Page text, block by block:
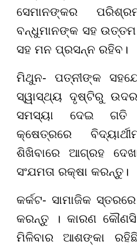
ସେମାନଙ୍କର
ବନ୍ଧୁମାନଙ୍କ ସହ
ସହ ମନ ପ୍ରସନ୍ନ ରହିବ।
ମିଥୁନ- ପତ୍ନୀଙ୍କ
ସ୍ୱାସ୍ଥ୍ୟ ଦୃଷ୍ଟିରୁ ଉଦର
ସମସ୍ୟା ଦେଇ ଗତି
କ୍ଷେତ୍ରରେ
ଶିଖିବାରେ ଆଗ୍ରହ
ସଂଯମତା ରକ୍ଷା କରନ୍ତୁ।
କର୍କଟ- ସାମାଜିକ
କରନ୍ତୁ । କାରଣ
ମିଳିବାର ଆଶଙ୍କା